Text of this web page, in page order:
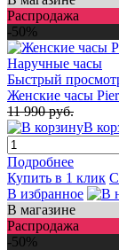
Распродажа
-50%
Быстрый
Женские часы
11 990 руб.
В
Подробнее
Купить в 1 клик
В избранное
В магазине
Распродажа
-50%